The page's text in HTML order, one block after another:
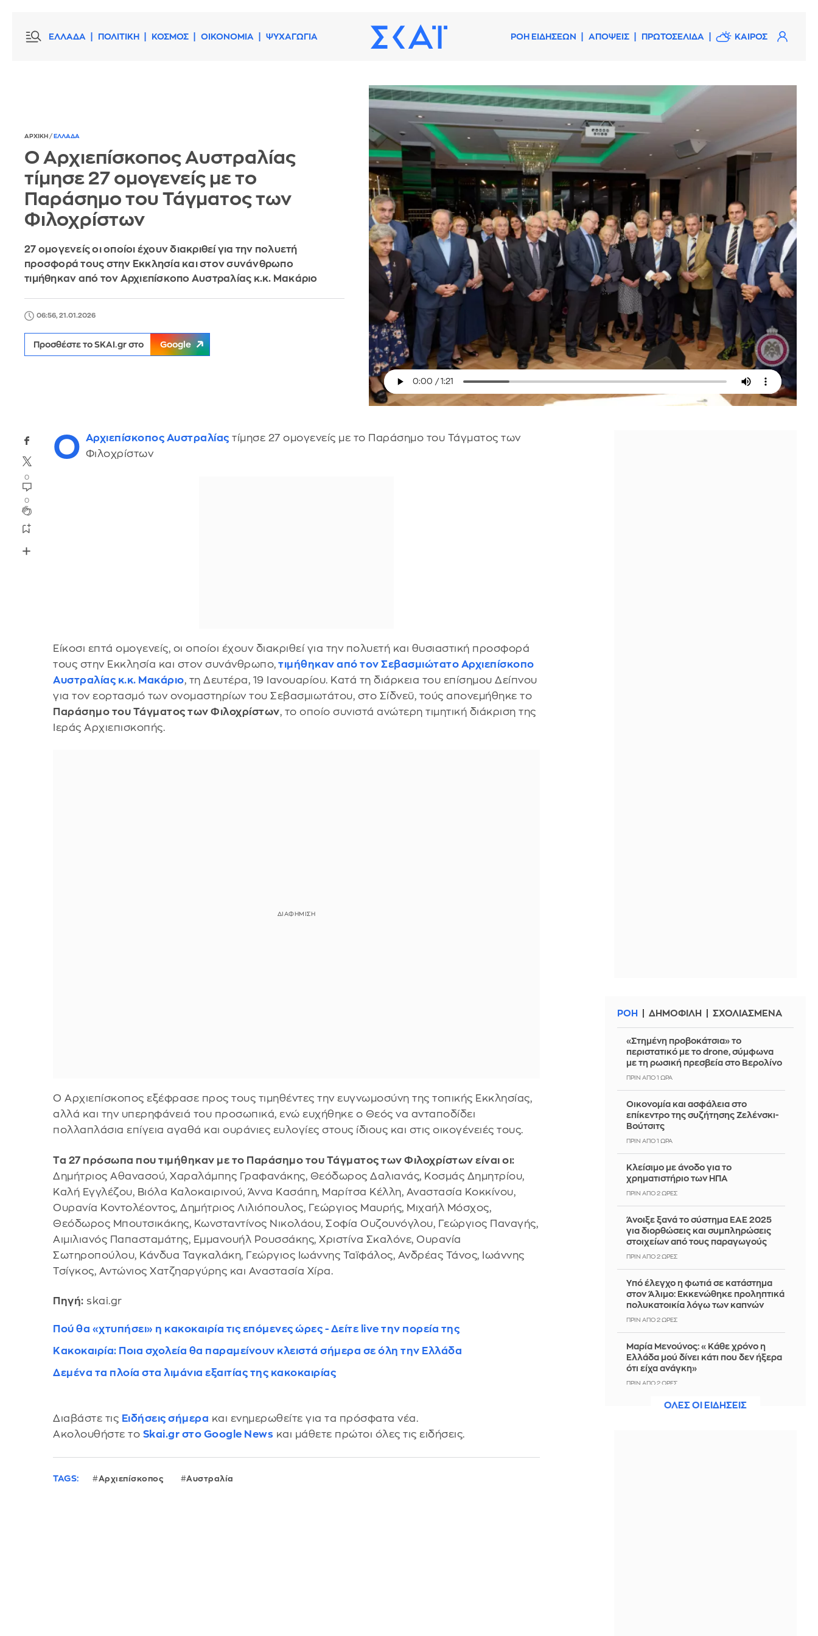
ΕΛΛΑΔΑ ΠΟΛΙΤΙΚΗ ΚΟΣΜΟΣ ΟΙΚΟΝΟΜΙΑ ΨΥΧΑΓΩΓΙΑ ΡΟΗ ΕΙΔΗΣΕΩΝ ΑΠΟΨΕΙΣ ΠΡΩΤΟΣΕΛΙΔΑ ΚΑΙΡΟΣ
ΑΡΧΙΚΗ / ΕΛΛΑΔΑ
Ο Αρχιεπίσκοπος Αυστραλίας
τίμησε 27 ομογενείς με το
Παράσημο του Τάγματος των
Φιλοχρίστων
27 ομογενείς οι οποίοι έχουν διακριθεί για την πολυετή
προσφορά τους στην Εκκλησία και στον συνάνθρωπο
τιμήθηκαν από τον Αρχιεπίσκοπο Αυστραλίας κ.κ. Μακάριο
06:56, 21.01.2026
Προσθέστε το SKAI.gr στο Google
0
0
Ο Αρχιεπίσκοπος Αυστραλίας τίμησε 27 ομογενείς με το Παράσημο του Τάγματος των
Φιλοχρίστων
Είκοσι επτά ομογενείς, οι οποίοι έχουν διακριθεί για την πολυετή και θυσιαστική προσφορά
τους στην Εκκλησία και στον συνάνθρωπο, τιμήθηκαν από τονΣεβασμιώτατο Αρχιεπίσκοπο
Αυστραλίας κ.κ. Μακάριο, τη Δευτέρα, 19 Ιανουαρίου. Κατά τη διάρκεια του επίσημου Δείπνου
για τον εορτασμό των ονομαστηρίων του Σεβασμιωτάτου, στο Σίδνεϋ, τούς απονεμήθηκε το
Παράσημο του Τάγματος των Φιλοχρίστων, το οποίο συνιστά ανώτερη τιμητική διάκριση της
Ιεράς Αρχιεπισκοπής.
Ο Αρχιεπίσκοπος εξέφρασε προς τους τιμηθέντες την ευγνωμοσύνη της τοπικής Εκκλησίας,
αλλά και την υπερηφάνειά του προσωπικά, ενώ ευχήθηκε ο Θεός να ανταποδίδει
πολλαπλάσια επίγεια αγαθά και ουράνιες ευλογίες στους ίδιους και στις οικογένειές τους.
Τα 27 πρόσωπα που τιμήθηκαν με το Παράσημο του Τάγματος των Φιλοχρίστων είναι οι:
Δημήτριος Αθανασού, Χαραλάμπης Γραφανάκης, Θεόδωρος Δαλιανάς, Κοσμάς Δημητρίου,
Καλή Εγγλέζου, Βιόλα Καλοκαιρινού, Άννα Κασάπη, Μαρίτσα Κέλλη, Αναστασία Κοκκίνου,
Ουρανία Κοντολέοντος, Δημήτριος Λιλιόπουλος, Γεώργιος Μαυρής, Μιχαήλ Μόσχος,
Θεόδωρος Μπουτσικάκης, Κωνσταντίνος Νικολάου, Σοφία Ουζουνόγλου, Γεώργιος Παναγής,
Αιμιλιανός Παπασταμάτης, Εμμανουήλ Ρουσσάκης, Χριστίνα Σκαλόνε, Ουρανία
Σωτηροπούλoυ, Kάνδυα Ταγκαλάκη, Γεώργιος Ιωάννης Ταϊφάλος, Ανδρέας Τάνος, Ιωάννης
Τσίγκος, Αντώνιος Χατζηαργύρης και Αναστασία Χίρα.
Πηγή: skai.gr
Πού θα «χτυπήσει» η κακοκαιρία τις επόμενες ώρες - Δείτε live την πορεία της
Κακοκαιρία: Ποια σχολεία θα παραμείνουν κλειστά σήμερα σε όλη την Ελλάδα
Δεμένα τα πλοία στα λιμάνια εξαιτίας της κακοκαιρίας
Διαβάστε τις Ειδήσεις σήμερα και ενημερωθείτε για τα πρόσφατα νέα.
Ακολουθήστε το Skai.gr στο Google News και μάθετε πρώτοι όλες τις ειδήσεις.
TAGS: Αρχιεπίσκοπος Αυστραλία
ΡΟΗ ΔΗΜΟΦΙΛΗ ΣΧΟΛΙΑΣΜΕΝΑ
«Στημένη προβοκάτσια» το
περιστατικό με το drone, σύμφωνα
με τη ρωσική πρεσβεία στο Βερολίνο
ΠΡΙΝ ΑΠΌ 1 ΏΡΑ
Οικονομία και ασφάλεια στο
επίκεντρο της συζήτησης Ζελένσκι-
Βούτσιτς
ΠΡΙΝ ΑΠΌ 1 ΏΡΑ
Κλείσιμο με άνοδο για το
χρηματιστήριο των ΗΠΑ
ΠΡΙΝ ΑΠΌ 2 ΏΡΕΣ
Άνοιξε ξανά το σύστημα ΕΑΕ 2025
για διορθώσεις και συμπληρώσεις
στοιχείων από τους παραγωγούς
ΠΡΙΝ ΑΠΌ 2 ΏΡΕΣ
Yπό έλεγχο η φωτιά σε κατάστημα
στον Άλιμο: Εκκενώθηκε προληπτικά
πολυκατοικία λόγω των καπνών
ΠΡΙΝ ΑΠΌ 2 ΏΡΕΣ
Μαρία Μενούνος: «Κάθε χρόνο η
Ελλάδα μού δίνει κάτι που δεν ήξερα
ότι είχα ανάγκη»
ΠΡΙΝ ΑΠΌ 2 ΏΡΕΣ
Η ξηρασία απειλεί την
ΟΛΕΣ ΟΙ ΕΙΔΗΣΕΙΣ